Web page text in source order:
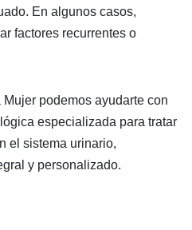
En algunos casos,
factores recurrentes o
podemos ayudarte con
especializada para tratar
el sistema urinario,
y personalizado.